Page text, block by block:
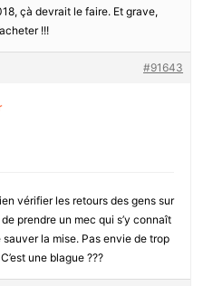
çà devrait le faire. Et grave,
!!!
#91643
vérifier les retours des gens sur
prendre un mec qui s’y connaît
sauver la mise. Pas envie de trop
une blague ???